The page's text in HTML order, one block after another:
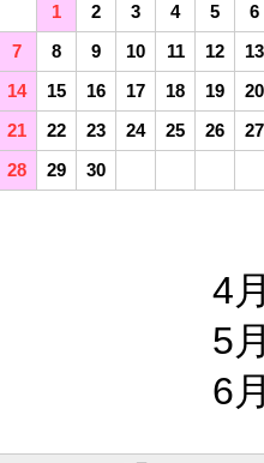
1
2 3 4 5
6
7
8 9 10 11 12
13
14
15 16 17 18 19
20
21
22 23 24 25 26
27
28
29 30
4
5
6